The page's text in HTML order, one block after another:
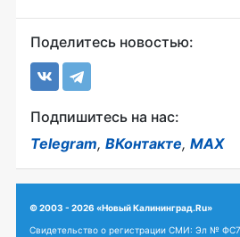
Поделитесь новостью:
Подпишитесь на нас:
Telegram, ВКонтакте, MAX
© 2003 - 2026 «Новый Калининград.Ru»
Свидетельство о регистрации СМИ: Эл №